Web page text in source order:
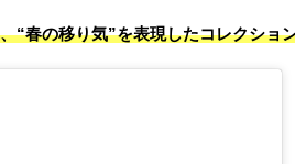
“春の移り気”を表現したコレクショ